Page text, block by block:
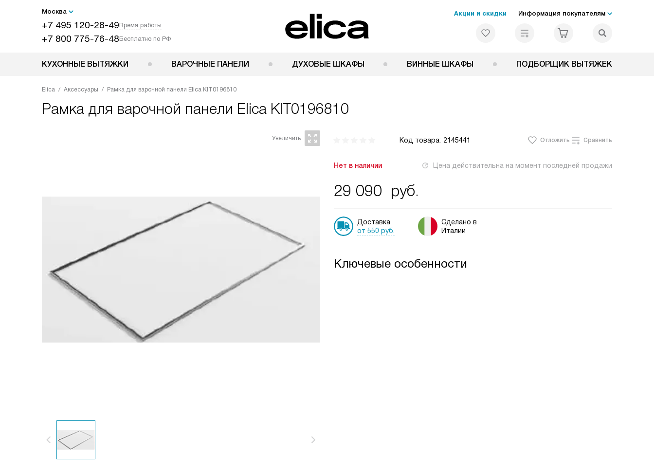
Москва
+7 495 120-28-49Время работы
+7 800 775-76-48Бесплатно по РФ
Акции и скидки Информация покупателям
КУХОННЫЕ ВЫТЯЖКИ ВАРОЧНЫЕ ПАНЕЛИ ДУХОВЫЕ ШКАФЫ ВИННЫЕ ШКАФЫ ПОДБОРЩИК ВЫТЯЖЕК
Elica Аксессуары Рамка для варочной панели Elica KIT0196810
Рамка для варочной панели Elica KIT0196810
Код товара: 2145441 Отложить Сравнить
Нет в наличии Цена действительна на момент последней продажи
29 090 руб.
Доставка
от 550 руб.
Сделано в
Италии
Ключевые особенности